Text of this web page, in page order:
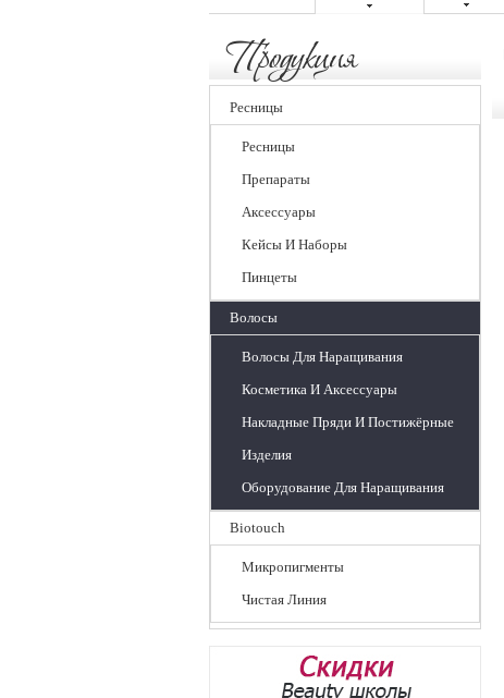
Продукция
Ресницы
Ресницы
Препараты
Аксессуары
Кейсы И Наборы
Пинцеты
Волосы
Волосы Для Наращивания
Косметика И Аксессуары
Накладные Пряди И Постижёрные
Изделия
Оборудование Для Наращивания
Biotouch
Микропигменты
Чистая Линия